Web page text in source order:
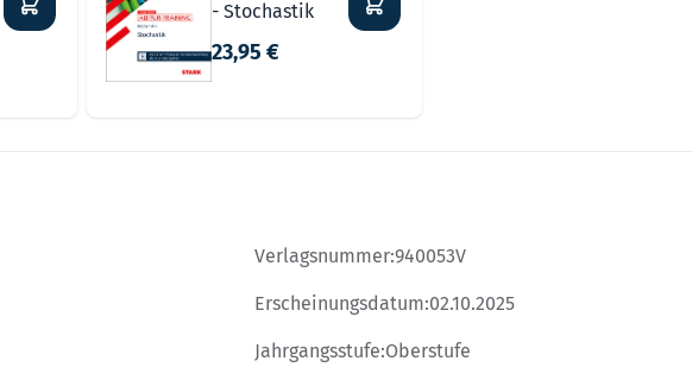
- Stochastik
23,95 €
Verlagsnummer:940053V
Erscheinungsdatum:02.10.2025
Jahrgangsstufe:Oberstufe